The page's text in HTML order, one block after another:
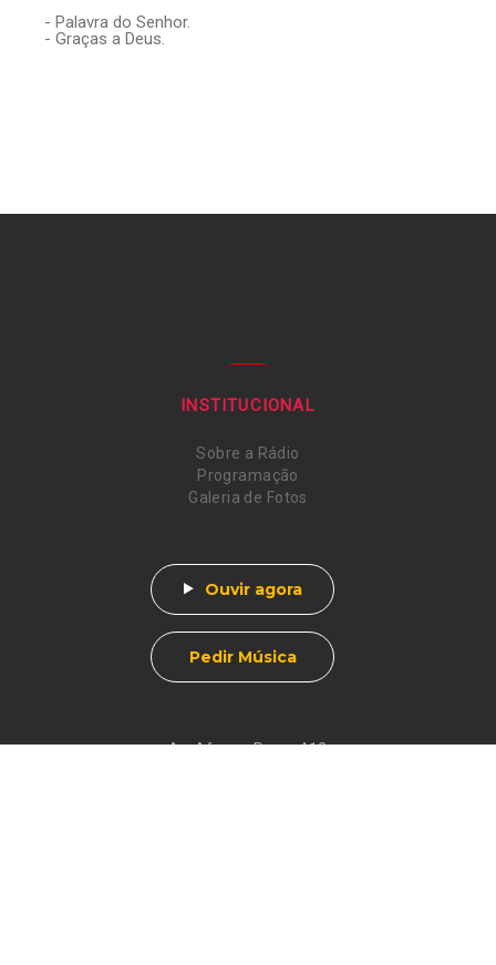
- Palavra do Senhor.
- Graças a Deus.
Av. Afonso Pena, 412
INSTITUCIONAL
Sobre a Rádio
Programação
Galeria de Fotos
Ouvir agora
Pedir Música